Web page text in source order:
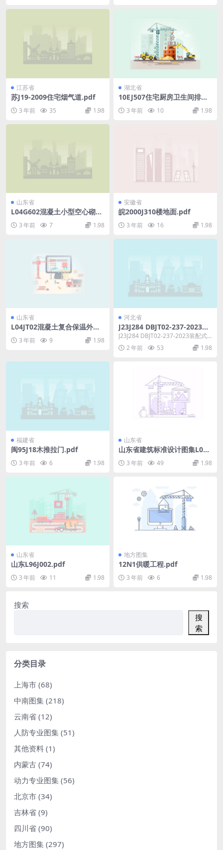
江苏省
苏J19-2009住宅烟气道.pdf
3 年前 35 1.98
湖北省
10EJ507住宅厨房卫生间排气
3 年前 10 1.98
山东省
L04G602混凝土小型空心砌块
3 年前 7 1.98
安徽省
皖2000J310楼地面.pdf
3 年前 16 1.98
山东省
L04JT02混凝土复合保温外墙
3 年前 9 1.98
河北省
J23J284 DBJT02-237-2023装
配式农村住房建筑构造(五)(低
层现浇混凝土聚苯模块墙体).p
df
J23J284 DBJT02-237-2023装配式
农村住房建筑构造(五)(低层...
2 年前 53 1.98
福建省
闽95J18木推拉门.pdf
3 年前 6 1.98
山东省
山东省建筑标准设计图集L03S
3 年前 49 1.98
山东省
山东L96J002.pdf
3 年前 11 1.98
地方图集
12N1供暖工程.pdf
3 年前 6 1.98
搜索
搜
索
分类目录
上海市 (68)
中南图集 (218)
云南省 (12)
人防专业图集 (51)
其他资料 (1)
内蒙古 (74)
动力专业图集 (56)
北京市 (34)
吉林省 (9)
四川省 (90)
地方图集 (297)